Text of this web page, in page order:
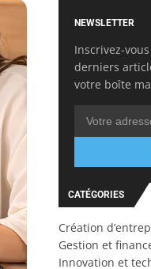
NEWSLETTER
Inscrivez-
derniers
votre boîte
CATÉGORIES
Création
Gestion et
Innovation et